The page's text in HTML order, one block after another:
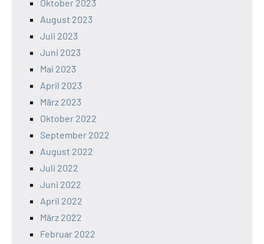
Oktober 2023
August 2023
Juli 2023
Juni 2023
Mai 2023
April 2023
März 2023
Oktober 2022
September 2022
August 2022
Juli 2022
Juni 2022
April 2022
März 2022
Februar 2022